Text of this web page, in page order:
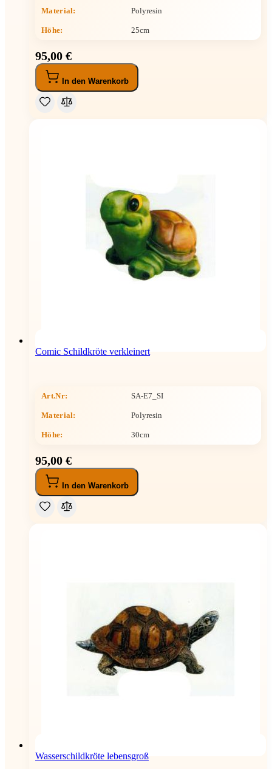
Material: Polyresin
Höhe: 25cm
95,00 €
In den Warenkorb
Comic Schildkröte verkleinert
Art.Nr: SA-E7_SI
Material: Polyresin
Höhe: 30cm
95,00 €
In den Warenkorb
Wasserschildkröte lebensgroß